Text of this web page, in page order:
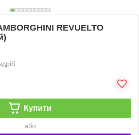
REVUELTO
Купити
або